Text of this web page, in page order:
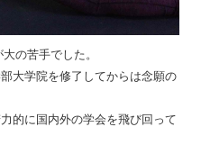
の苦手でした。
大学院を修了してからは念願の
的に国内外の学会を飛び回って